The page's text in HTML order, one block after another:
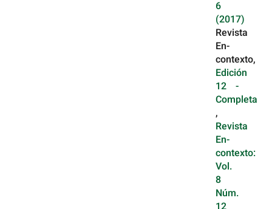
6
(2017)
Revista
En-
contexto,
Edición
12 -
Completa
,
Revista
En-
contexto:
Vol.
8
Núm.